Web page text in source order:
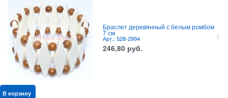
Браслет деревянный с белым ромбом
7 см
Арт.: 528-2994
246,80 руб.
В корзину